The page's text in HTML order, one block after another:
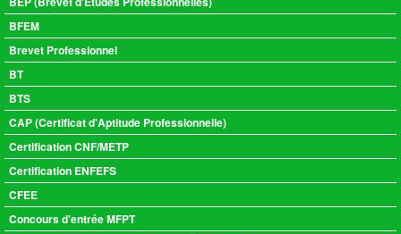
BFEM
Brevet Professionnel
BT
BTS
CAP (Certificat d'Aptitude Professionnelle)
Certification CNF/METP
Certification ENFEFS
CFEE
Concours d'entrée MFPT